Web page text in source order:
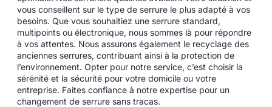
vous conseillent sur le type de serrure le plus adapté à vos
besoins. Que vous souhaitiez une serrure standard,
multipoints ou électronique, nous sommes là pour répondre
à vos attentes. Nous assurons également le recyclage des
anciennes serrures, contribuant ainsi à la protection de
l’environnement. Opter pour notre service, c’est choisir la
sérénité et la sécurité pour votre domicile ou votre
entreprise. Faites confiance à notre expertise pour un
changement de serrure sans tracas.